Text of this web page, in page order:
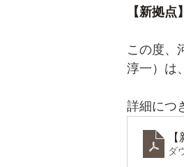
【新拠
この度、
淳一）は
詳細につ
ダ